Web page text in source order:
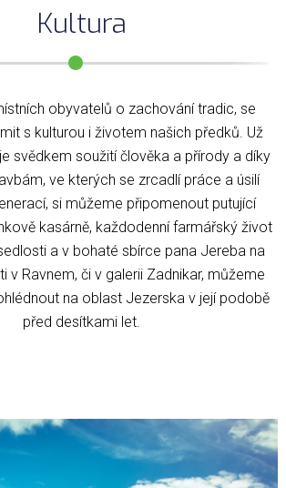
Kultura
obyvatelů o zachování tradic, se
s kulturou i životem našich předků. Už
svědkem soužití člověka a přírody a díky
ve kterých se zrcadlí práce a úsilí
si můžeme připomenout putující
kasárně, každodenní farmářský život
a v bohaté sbírce pana Jereba na
v Ravnem, či v galerii Zadnikar, můžeme
na oblast Jezerska v její podobě
před desítkami let.